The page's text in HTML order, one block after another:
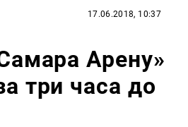
17.06.2018, 10:37
Арену»
три часа до